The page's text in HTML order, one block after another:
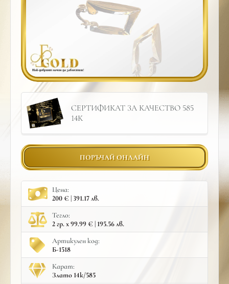
СЕРТИФИКАТ ЗА КАЧЕСТВО 585
14К
ПОРЪЧАЙ ОНЛАЙН
Цена:
200 € | 391.17 лв.
Тегло:
2 гр. x 99.99 € | 195.56 лв.
Артикулен код:
Б-1518
Карат:
Злато 14к/585